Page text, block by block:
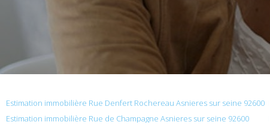
Estimation immobilière Rue Denfert Rochereau Asnieres sur seine 92600
Estimation immobilière Rue de Champagne Asnieres sur seine 92600